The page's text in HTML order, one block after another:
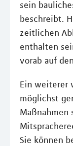
sein
beschreibt.
zeitlichen
enthalten
vorab auf
Ein weiterer
möglichst
Sie können